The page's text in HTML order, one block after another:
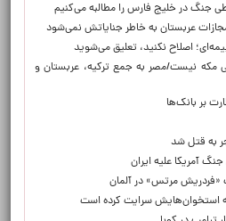
در خلیج فارس را مطالبه‌ می‌کنیم
عربستان به خاطر جنایاتش نمی‌شود
مکه نیست/مصر به جمع ترکیه، عربستان و
بر بانک‌ها
به قتل شد
آمریکا علیه ایران
«فردریش مرتس» در آلمان
استخوان‌هایش سرایت کرده است